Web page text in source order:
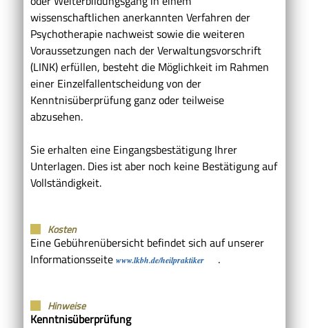
wissenschaftlichen anerkannten Verfahren der
Psychotherapie nachweist sowie die weiteren
Voraussetzungen nach der Verwaltungsvorschrift
(LINK) erfüllen, besteht die Möglichkeit im Rahmen
einer Einzelfallentscheidung von der
Kenntnisüberprüfung ganz oder teilweise
abzusehen.
Sie erhalten eine Eingangsbestätigung Ihrer
Unterlagen. Dies ist aber noch keine Bestätigung auf
Vollständigkeit.
Kosten
Eine Gebührenübersicht befindet sich auf unserer
Informationsseite www.lkbh.de/heilpraktiker .
Hinweise
Kenntnisüberprüfung